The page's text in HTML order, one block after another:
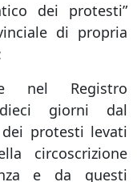
dei protesti”
di propria
nel Registro
giorni dal
protesti levati
circoscrizione
e da questi